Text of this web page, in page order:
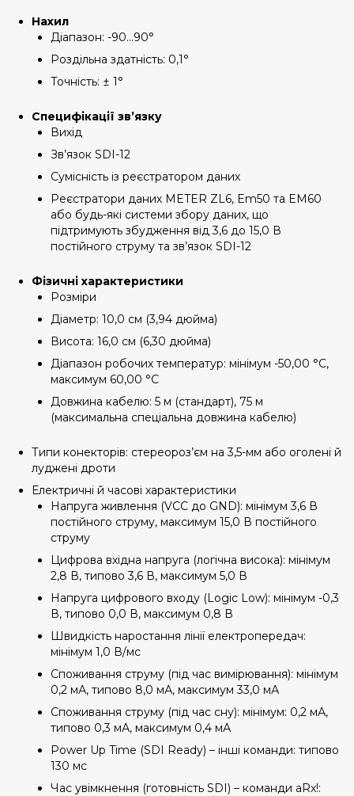
Нахил
Діапазон: -90…90°
Роздільна здатність: 0,1°
Точність: ± 1°
Специфікації зв’язку
Вихід
Зв’язок SDI-12
Сумісність із реєстратором даних
Реєстратори даних METER ZL6, Em50 та EM60
або будь-які системи збору даних, що
підтримують збудження від 3,6 до 15,0 В
постійного струму та зв’язок SDI-12
Фізичні характеристики
Розміри
Діаметр: 10,0 см (3,94 дюйма)
Висота: 16,0 см (6,30 дюйма)
Діапазон робочих температур: мінімум -50,00 °C,
максимум 60,00 °C
Довжина кабелю: 5 м (стандарт), 75 м
(максимальна спеціальна довжина кабелю)
Типи конекторів: стереороз’єм на 3,5-мм або оголені й
луджені дроти
Електричні й часові характеристики
Напруга живлення (VCC до GND): мінімум 3,6 В
постійного струму, максимум 15,0 В постійного
струму
Цифрова вхідна напруга (логічна висока): мінімум
2,8 В, типово 3,6 В, максимум 5,0 В
Напруга цифрового входу (Logic Low): мінімум -0,3
В, типово 0,0 В, максимум 0,8 В
Швидкість наростання лінії електропередач:
мінімум 1,0 В/мс
Споживання струму (під час вимірювання): мінімум
0,2 мА, типово 8,0 мА, максимум 33,0 мА
Споживання струму (під час сну): мінімум: 0,2 мА,
типово 0,3 мА, максимум 0,4 мА
Power Up Time (SDI Ready) – інші команди: типово
130 мс
Час увімкнення (готовність SDI) – команди aRx!: